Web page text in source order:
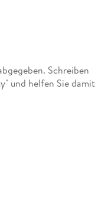
Schreiben
und helfen Sie damit